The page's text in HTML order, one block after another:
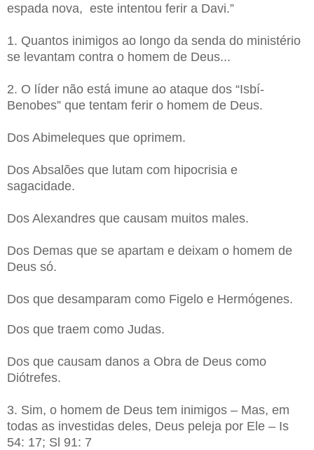
espada nova, este intentou ferir a Davi.”
1. Quantos inimigos ao longo da senda do ministério
se levantam contra o homem de Deus...
2. O líder não está imune ao ataque dos “Isbí-
Benobes” que tentam ferir o homem de Deus.
Dos Abimeleques que oprimem.
Dos Absalões que lutam com hipocrisia e
sagacidade.
Dos Alexandres que causam muitos males.
Dos Demas que se apartam e deixam o homem de
Deus só.
Dos que desamparam como Figelo e Hermógenes.
Dos que traem como Judas.
Dos que causam danos a Obra de Deus como
Diótrefes.
3. Sim, o homem de Deus tem inimigos – Mas, em
todas as investidas deles, Deus peleja por Ele – Is
54: 17; Sl 91: 7